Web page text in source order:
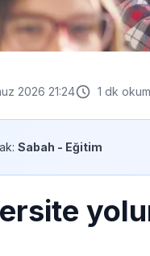
2026 21:24 1 dk
Sabah - Eğitim